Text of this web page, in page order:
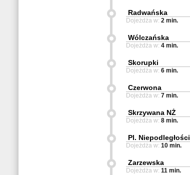
Radwańska
Dojeżdża w: 2 min.
Wólczańska
Dojeżdża w: 4 min.
Skorupki
Dojeżdża w: 6 min.
Czerwona
Dojeżdża w: 7 min.
Skrzywana NŻ
Dojeżdża w: 8 min.
Pl. Niepodległości
Dojeżdża w: 10 min.
Zarzewska
Dojeżdża w: 11 min.